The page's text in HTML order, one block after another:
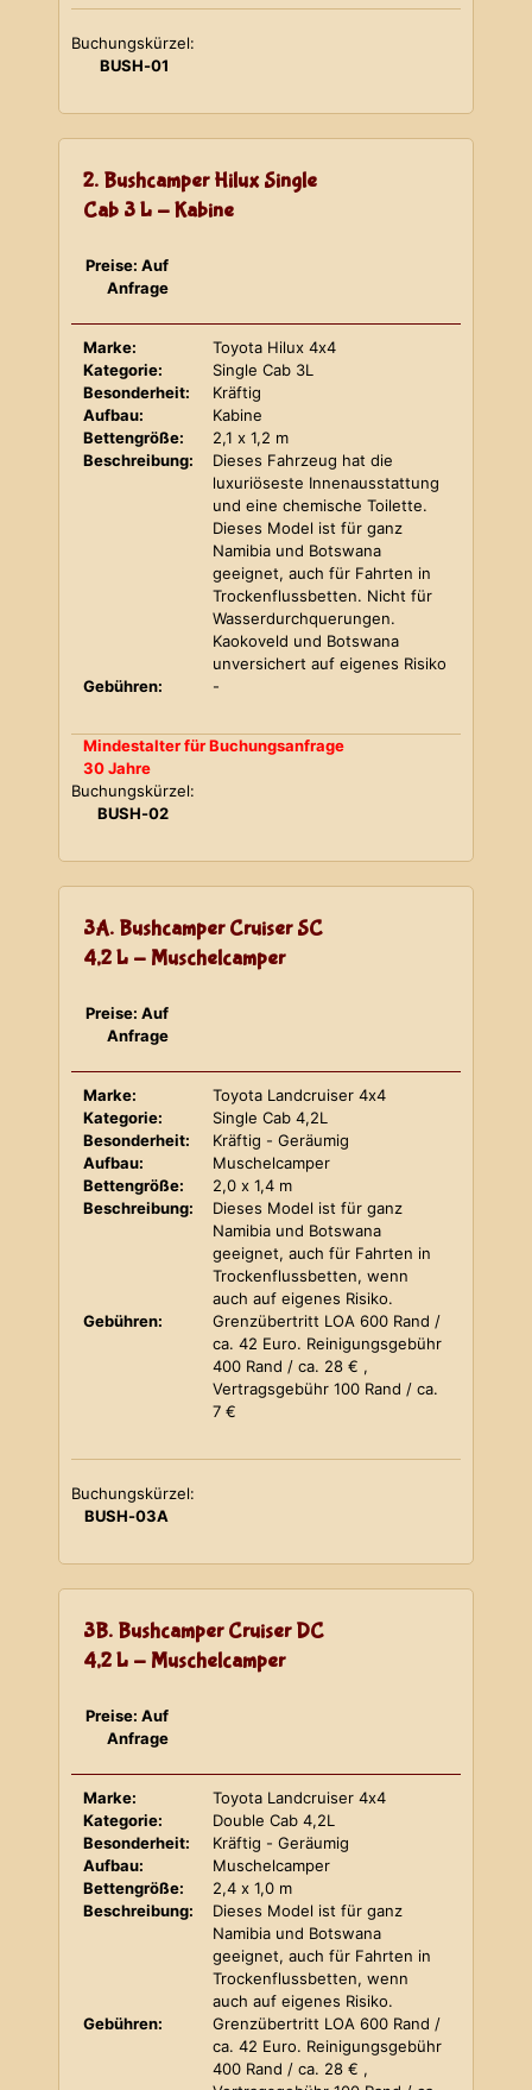
Buchungskürzel:
BUSH-01
2. Bushcamper Hilux Single
Cab 3 L - Kabine
Preise: Auf
Anfrage
Marke:
Toyota Hilux 4x4
Kategorie:
Single Cab 3L
Besonderheit:
Kräftig
Aufbau:
Kabine
Bettengröße:
2,1 x 1,2 m
Beschreibung:
Dieses Fahrzeug hat die
luxuriöseste Innenausstattung
und eine chemische Toilette.
Dieses Model ist für ganz
Namibia und Botswana
geeignet, auch für Fahrten in
Trockenflussbetten. Nicht für
Wasserdurchquerungen.
Kaokoveld und Botswana
unversichert auf eigenes Risiko
Gebühren:
-
Mindestalter für Buchungsanfrage
30 Jahre
Buchungskürzel:
BUSH-02
3A. Bushcamper Cruiser SC
4,2 L - Muschelcamper
Preise: Auf
Anfrage
Marke:
Toyota Landcruiser 4x4
Kategorie:
Single Cab 4,2L
Besonderheit:
Kräftig - Geräumig
Aufbau:
Muschelcamper
Bettengröße:
2,0 x 1,4 m
Beschreibung:
Dieses Model ist für ganz
Namibia und Botswana
geeignet, auch für Fahrten in
Trockenflussbetten, wenn
auch auf eigenes Risiko.
Gebühren:
Grenzübertritt LOA 600 Rand /
ca. 42 Euro. Reinigungsgebühr
400 Rand / ca. 28 € ,
Vertragsgebühr 100 Rand / ca.
7 €
Buchungskürzel:
BUSH-03A
3B. Bushcamper Cruiser DC
4,2 L - Muschelcamper
Preise: Auf
Anfrage
Marke:
Toyota Landcruiser 4x4
Kategorie:
Double Cab 4,2L
Besonderheit:
Kräftig - Geräumig
Aufbau:
Muschelcamper
Bettengröße:
2,4 x 1,0 m
Beschreibung:
Dieses Model ist für ganz
Namibia und Botswana
geeignet, auch für Fahrten in
Trockenflussbetten, wenn
auch auf eigenes Risiko.
Gebühren:
Grenzübertritt LOA 600 Rand /
ca. 42 Euro. Reinigungsgebühr
400 Rand / ca. 28 € ,